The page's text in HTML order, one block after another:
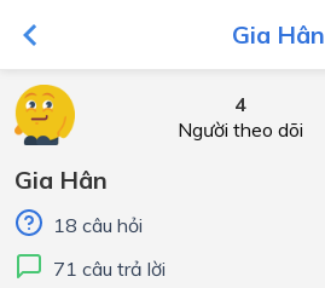
Gia Hân
4
Người theo dõi
Gia Hân
18 câu hỏi
71 câu trả lời